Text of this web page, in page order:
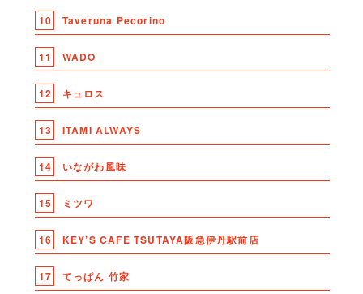
10 Taveruna Pecorino
11 WADO
12 キュロス
13 ITAMI ALWAYS
14 いながわ風味
15 ミツワ
16 KEY’S CAFE TSUTAYA阪急伊丹駅前店
17 てっぱん 竹家